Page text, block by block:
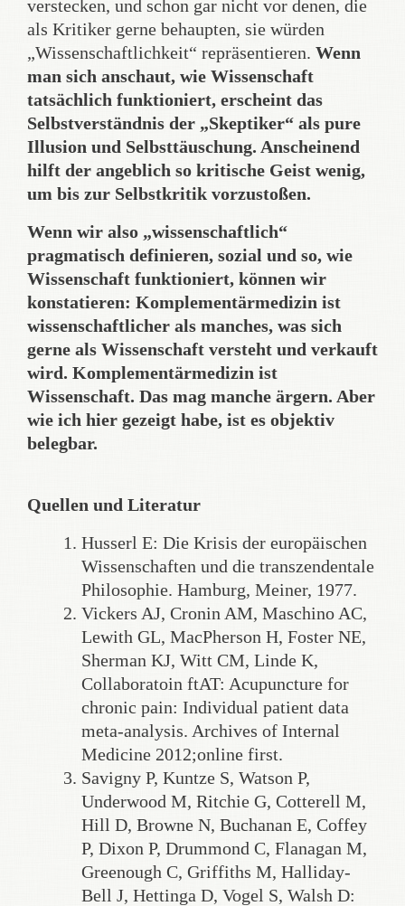
verstecken, und schon gar nicht vor denen, die
als Kritiker gerne behaupten, sie würden
„Wissenschaftlichkeit“ repräsentieren. Wenn
man sich anschaut, wie Wissenschaft
tatsächlich funktioniert, erscheint das
Selbstverständnis der „Skeptiker“ als pure
Illusion und Selbsttäuschung. Anscheinend
hilft der angeblich so kritische Geist wenig,
um bis zur Selbstkritik vorzustoßen.
Wenn wir also „wissenschaftlich“
pragmatisch definieren, sozial und so, wie
Wissenschaft funktioniert, können wir
konstatieren: Komplementärmedizin ist
wissenschaftlicher als manches, was sich
gerne als Wissenschaft versteht und verkauft
wird. Komplementärmedizin ist
Wissenschaft. Das mag manche ärgern. Aber
wie ich hier gezeigt habe, ist es objektiv
belegbar.
Quellen und Literatur
Husserl E: Die Krisis der europäischen
Wissenschaften und die transzendentale
Philosophie. Hamburg, Meiner, 1977.
Vickers AJ, Cronin AM, Maschino AC,
Lewith GL, MacPherson H, Foster NE,
Sherman KJ, Witt CM, Linde K,
Collaboratoin ftAT: Acupuncture for
chronic pain: Individual patient data
meta-analysis. Archives of Internal
Medicine 2012;online first.
Savigny P, Kuntze S, Watson P,
Underwood M, Ritchie G, Cotterell M,
Hill D, Browne N, Buchanan E, Coffey
P, Dixon P, Drummond C, Flanagan M,
Greenough C, Griffiths M, Halliday-
Bell J, Hettinga D, Vogel S, Walsh D: